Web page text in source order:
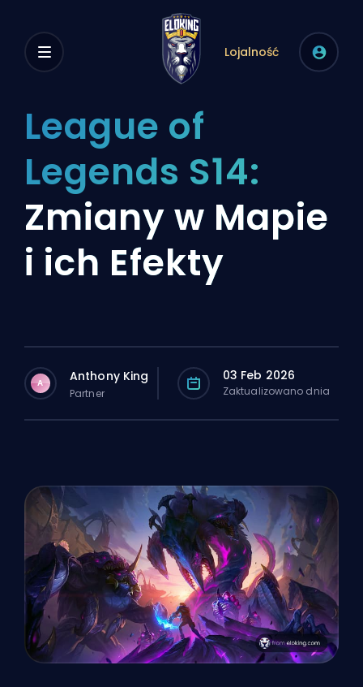
Lojalność
League of
Legends S14:
Zmiany w Mapie
i ich Efekty
A Anthony King
Partner
03 Feb 2026
Zaktualizowano dnia